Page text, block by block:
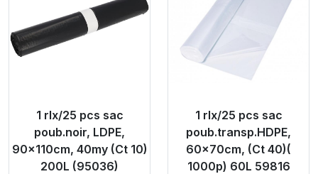
1 rlx/25 pcs sac
poub.noir, LDPE,
90x110cm, 40my (Ct 10)
200L (95036)
1 rlx/25 pcs sac
poub.transp.HDPE,
60x70cm, (Ct 40)(
1000p) 60L 59816